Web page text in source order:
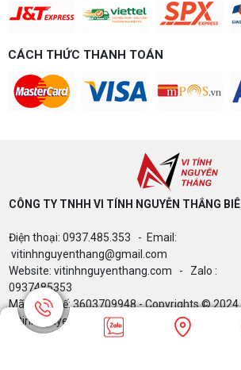
CÁCH THỨC THANH TOÁN
CÔNG TY TNHH VI TÍNH NGUYỄN THẮNG
Điện thoại: 0937.485.353 - Email:
vitinhnguyenthang@gmail.com
Website: vitinhnguyenthang.com - Zalo :
0937485353
Mã Số Thuế: 3603709948 - Copyrights © 2024
Vitinhnguyenthang.com. All Rights Reserved